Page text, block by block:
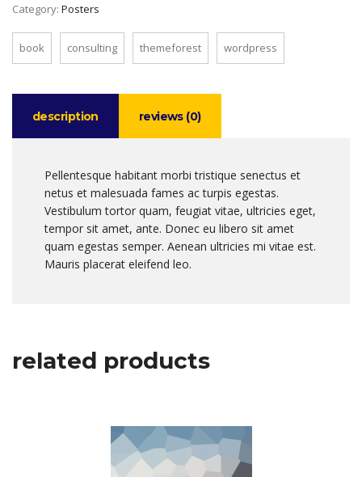
Category: Posters
book consulting themeforest wordpress
description reviews (0)
Pellentesque habitant morbi tristique senectus et
netus et malesuada fames ac turpis egestas.
Vestibulum tortor quam, feugiat vitae, ultricies eget,
tempor sit amet, ante. Donec eu libero sit amet
quam egestas semper. Aenean ultricies mi vitae est.
Mauris placerat eleifend leo.
related products